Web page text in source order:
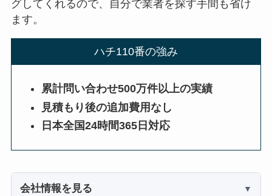
グしてくれるので、自分で業者を探す手間も省け
ます。
ハチ110番の強み
累計問い合わせ500万件以上の実績
見積もり後の追加費用なし
日本全国24時間365日対応
会社情報を見る